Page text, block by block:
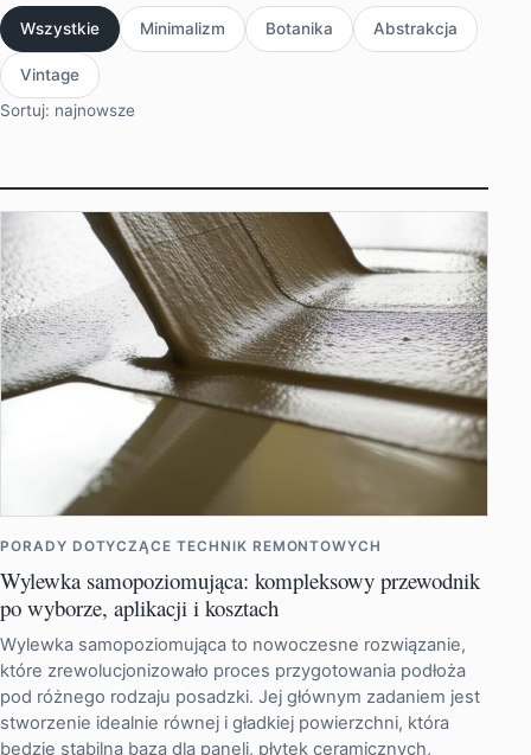
Wszystkie Minimalizm Botanika Abstrakcja
Vintage
Sortuj: najnowsze
PORADY DOTYCZĄCE TECHNIK REMONTOWYCH
Wylewka samopoziomująca: kompleksowy przewodnik
po wyborze, aplikacji i kosztach
Wylewka samopoziomująca to nowoczesne rozwiązanie,
które zrewolucjonizowało proces przygotowania podłoża
pod różnego rodzaju posadzki. Jej głównym zadaniem jest
stworzenie idealnie równej i gładkiej powierzchni, która
będzie stabilną bazą dla paneli, płytek ceramicznych,